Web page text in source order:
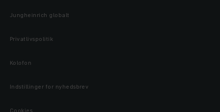
Jungheinrich globalt
Privatlivspolitik
Kolofon
Indstillinger for nyhedsbrev